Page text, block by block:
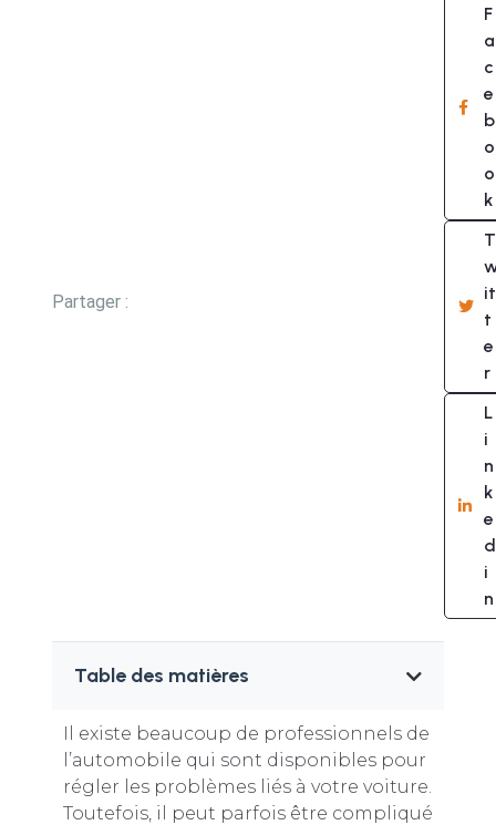
Partager :
F
a
c
e
b
o
o
k
T
it
t
e
r
L
i
n
k
e
d
i
n
Table des matières
Il existe beaucoup de professionnels de
l’automobile qui sont disponibles pour
régler les problèmes liés à votre voiture.
Toutefois, il peut parfois être compliqué